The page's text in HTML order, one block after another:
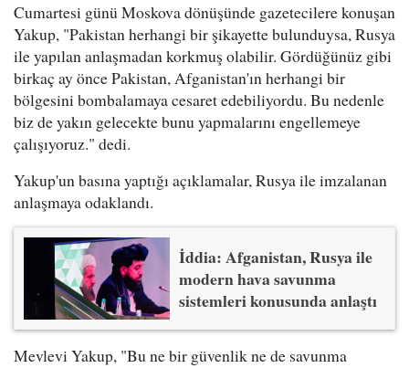
Cumartesi günü Moskova dönüşünde gazetecilere konuşan
Yakup, "Pakistan herhangi bir şikayette bulunduysa, Rusya
ile yapılan anlaşmadan korkmuş olabilir. Gördüğünüz gibi
birkaç ay önce Pakistan, Afganistan'ın herhangi bir
bölgesini bombalamaya cesaret edebiliyordu. Bu nedenle
biz de yakın gelecekte bunu yapmalarını engellemeye
çalışıyoruz." dedi.
Yakup'un basına yaptığı açıklamalar, Rusya ile imzalanan
anlaşmaya odaklandı.
İddia: Afganistan, Rusya ile
modern hava savunma
sistemleri konusunda anlaştı
Mevlevi Yakup, "Bu ne bir güvenlik ne de savunma